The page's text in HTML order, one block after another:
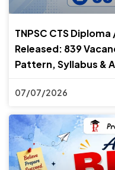
TNPSC CTS
Released: 839
Pattern, Syllabus &
07/07/2026